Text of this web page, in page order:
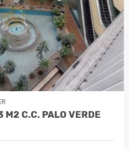
M2 C.C. PALO VERDE